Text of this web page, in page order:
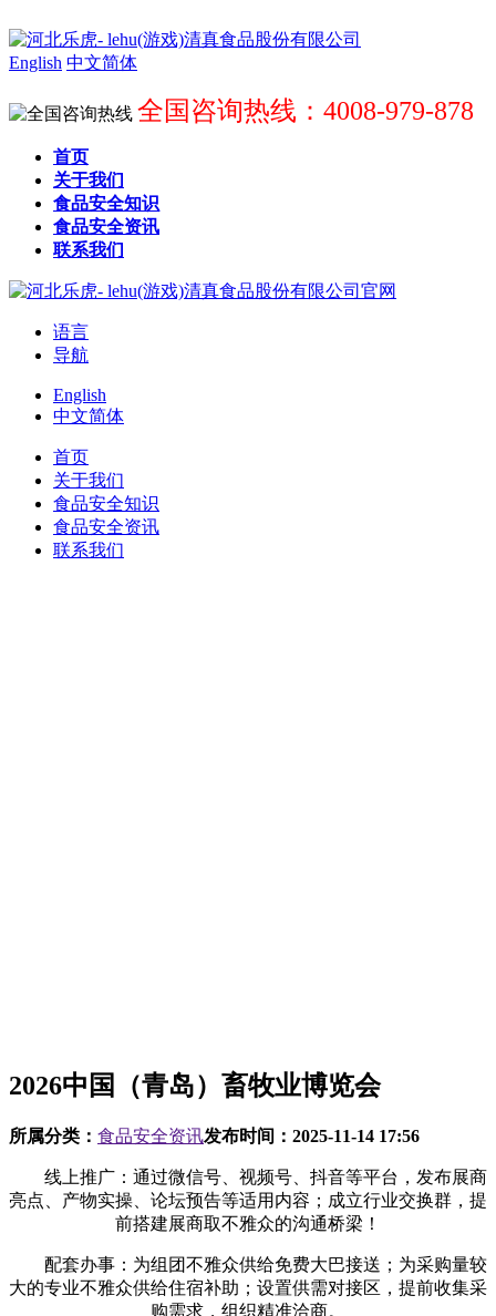
English 中文简体
全国咨询热线：4008-979-878
首页
关于我们
食品安全知识
食品安全资讯
联系我们
语言
导航
English
中文简体
首页
关于我们
食品安全知识
食品安全资讯
联系我们
2026中国（青岛）畜牧业博览会
所属分类： 食品安全资讯发布时间： 2025-11-14 17:56
线上推广：通过微信号、视频号、抖音等平台，发布展商
亮点、产物实操、论坛预告等适用内容；成立行业交换群，提
前搭建展商取不雅众的沟通桥梁！
配套办事：为组团不雅众供给免费大巴接送；为采购量较
大的专业不雅众供给住宿补助；设置供需对接区，提前收集采
购需求，组织精准洽商。